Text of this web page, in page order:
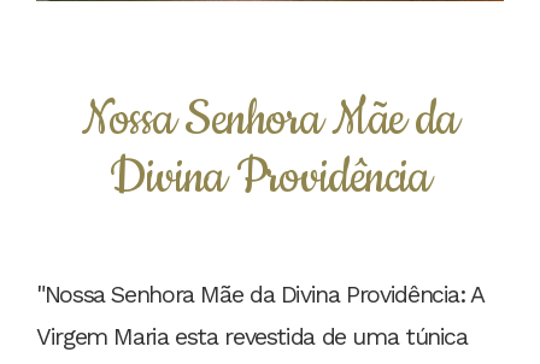
Nossa Senhora Mãe da
Divina Providência
"Nossa Senhora Mãe da Divina Providência: A
Virgem Maria esta revestida de uma túnica